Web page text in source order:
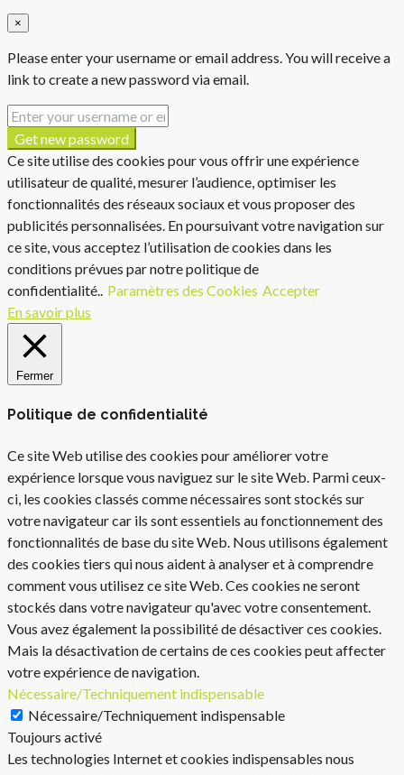
×
Please enter your username or email address. You will receive a
link to create a new password via email.
Get new password
Ce site utilise des cookies pour vous offrir une expérience
utilisateur de qualité, mesurer l’audience, optimiser les
fonctionnalités des réseaux sociaux et vous proposer des
publicités personnalisées. En poursuivant votre navigation sur
ce site, vous acceptez l’utilisation de cookies dans les
conditions prévues par notre politique de
confidentialité..
Paramètres des Cookies Accepter
En savoir plus
Fermer
Politique de confidentialité
Ce site Web utilise des cookies pour améliorer votre
expérience lorsque vous naviguez sur le site Web. Parmi ceux-
ci, les cookies classés comme nécessaires sont stockés sur
votre navigateur car ils sont essentiels au fonctionnement des
fonctionnalités de base du site Web. Nous utilisons également
des cookies tiers qui nous aident à analyser et à comprendre
comment vous utilisez ce site Web. Ces cookies ne seront
stockés dans votre navigateur qu'avec votre consentement.
Vous avez également la possibilité de désactiver ces cookies.
Mais la désactivation de certains de ces cookies peut affecter
votre expérience de navigation.
Nécessaire/Techniquement indispensable
Nécessaire/Techniquement indispensable
Toujours activé
Les technologies Internet et cookies indispensables nous